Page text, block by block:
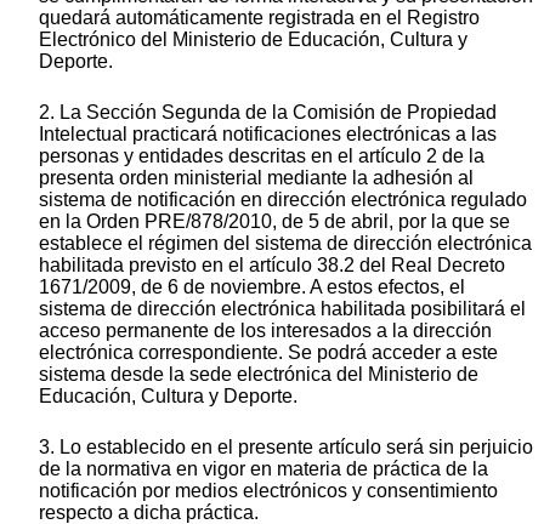
quedará automáticamente registrada en el Registro
Electrónico del Ministerio de Educación, Cultura y
Deporte.
2. La Sección Segunda de la Comisión de Propiedad
Intelectual practicará notificaciones electrónicas a las
personas y entidades descritas en el artículo 2 de la
presenta orden ministerial mediante la adhesión al
sistema de notificación en dirección electrónica regulado
en la Orden PRE/878/2010, de 5 de abril, por la que se
establece el régimen del sistema de dirección electrónica
habilitada previsto en el artículo 38.2 del Real Decreto
1671/2009, de 6 de noviembre. A estos efectos, el
sistema de dirección electrónica habilitada posibilitará el
acceso permanente de los interesados a la dirección
electrónica correspondiente. Se podrá acceder a este
sistema desde la sede electrónica del Ministerio de
Educación, Cultura y Deporte.
3. Lo establecido en el presente artículo será sin perjuicio
de la normativa en vigor en materia de práctica de la
notificación por medios electrónicos y consentimiento
respecto a dicha práctica.